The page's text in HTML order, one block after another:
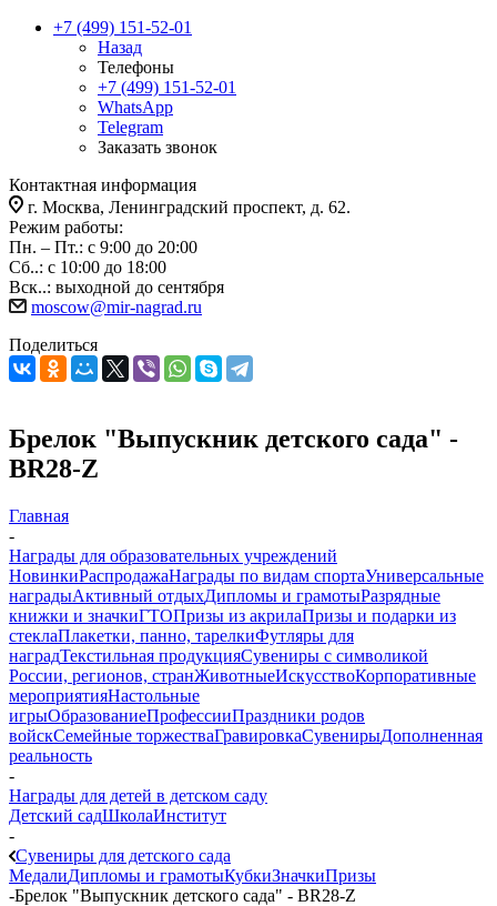
+7 (499) 151-52-01
Назад
Телефоны
+7 (499) 151-52-01
WhatsApp
Telegram
Заказать звонок
Контактная информация
г. Москва, Ленинградский проспект, д. 62.
Режим работы:
Пн. – Пт.: с 9:00 до 20:00
Сб..: с 10:00 до 18:00
Вск..: выходной до сентября
moscow@mir-nagrad.ru
Поделиться
Брелок "Выпускник детского сада" -
BR28-Z
Главная
-
Награды для образовательных учреждений
НовинкиРаспродажаНаграды по видам спортаУниверсальные
наградыАктивный отдыхДипломы и грамотыРазрядные
книжки и значкиГТОПризы из акрилаПризы и подарки из
стеклаПлакетки, панно, тарелкиФутляры для
наградТекстильная продукцияСувениры с символикой
России, регионов, странЖивотныеИскусствоКорпоративные
мероприятияНастольные
игрыОбразованиеПрофессииПраздники родов
войскСемейные торжестваГравировкаСувенирыДополненная
реальность
-
Награды для детей в детском саду
Детский садШколаИнститут
-
Сувениры для детского сада
МедалиДипломы и грамотыКубкиЗначкиПризы
-Брелок "Выпускник детского сада" - BR28-Z